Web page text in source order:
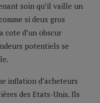
soin qu’il vaille un
si deux gros
cote d’un obscur
potentiels se
inflation d’acheteurs
des Etats-Unis. Ils